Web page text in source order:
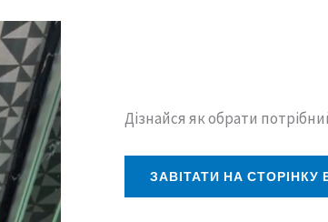
Дізнайся як обрати
ЗАВІТАТИ НА СТОРІНКУ